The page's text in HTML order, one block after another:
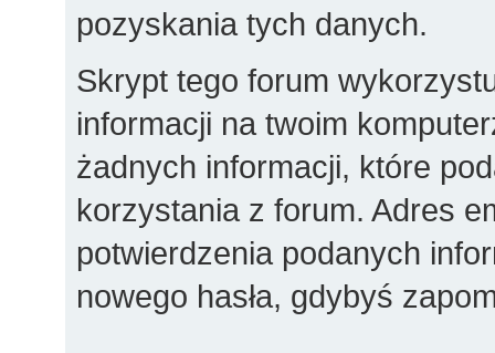
pozyskania tych danych.
Skrypt tego forum
informacji na twoim
żadnych informacji, które
korzystania z forum. Adres
potwierdzenia podanych
nowego hasła, gdybyś